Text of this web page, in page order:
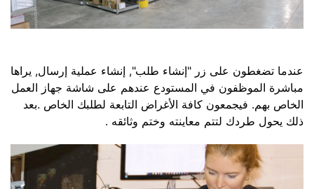
عندما تضغطون على زر "إنشاء طلب", إنشاء عملية إرسال, يراها
مباشرة الموظفون في المستودع عندهم على شاشة جهاز العمل
الخاص بهم. فيجمعون كافة الأغراض التابعة لطلبك الخاص .بعد
ذلك يحول طردك لتتم معاينته وختم وثائقه .